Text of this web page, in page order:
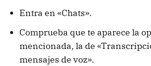
Entra en «Chats».
Comprueba que te aparece la
mencionada, la de
mensajes de voz».